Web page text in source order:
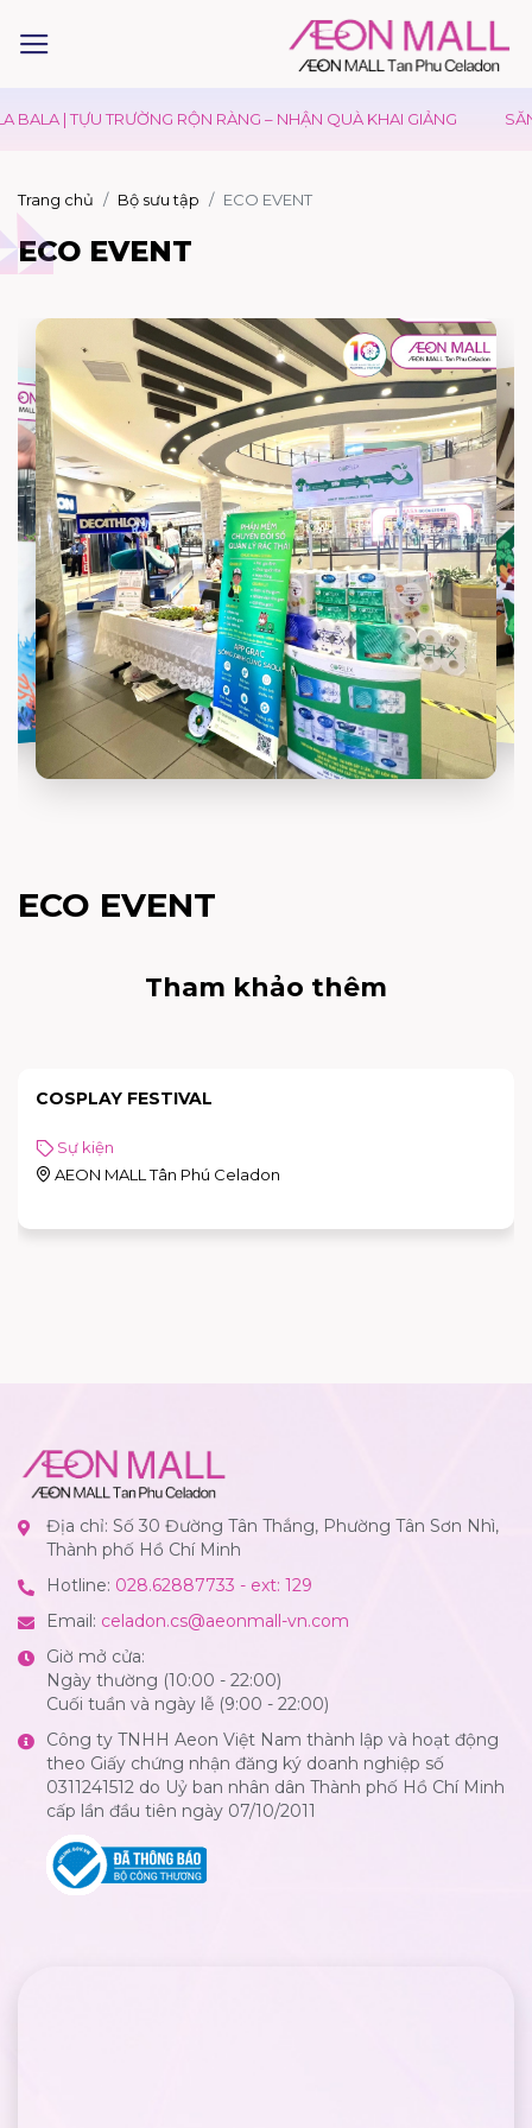
| TỰU TRƯỜNG RỘN RÀNG – NHẬN QUÀ KHAI GIẢNG
Trang chủ Bộ sưu tập ECO EVENT
ECO EVENT
ECO EVENT
Tham khảo thêm
COSPLAY FESTIVAL
Sự kiện
AEON MALL Tân Phú Celadon
Địa chỉ: Số 30 Đường Tân Thắng, Phường Tân Sơn Nhì,
Thành phố Hồ Chí Minh
Hotline: 028.62887733 - ext: 129
Email: celadon.cs@aeonmall-vn.com
Giờ mở cửa:
Ngày thường (10:00 - 22:00)
Cuối tuần và ngày lễ (9:00 - 22:00)
Công ty TNHH Aeon Việt Nam thành lập và hoạt động
theo Giấy chứng nhận đăng ký doanh nghiệp số
0311241512 do Uỷ ban nhân dân Thành phố Hồ Chí Minh
cấp lần đầu tiên ngày 07/10/2011